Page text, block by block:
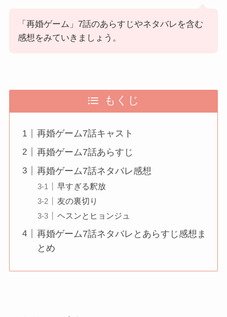
「再婚ゲーム」7話のあらすじやネタバレを含む
感想をみていきましょう。
もくじ
再婚ゲーム7話キャスト
再婚ゲーム7話あらすじ
再婚ゲーム7話ネタバレ感想
早すぎる釈放
友の裏切り
ヘスンとヒョンジュ
再婚ゲーム7話ネタバレとあらすじ感想ま
とめ